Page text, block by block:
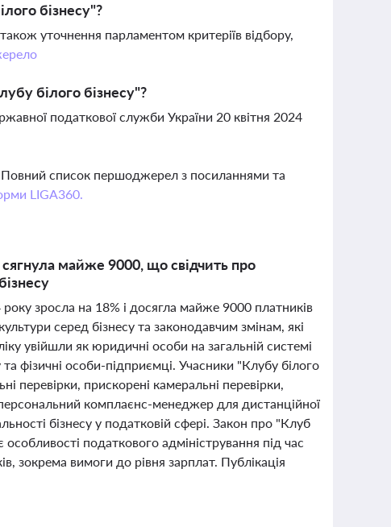
бізнесу"?
уточнення парламентом критеріїв відбору,
білого бізнесу"?
податкової служби України 20 квітня 2024
Повний список першоджерел з посиланнями та
LIGA360.
сягнула майже 9000, що свідчить про
року зросла на 18% і досягла майже 9000 платників
серед бізнесу та законодавчим змінам, які
увійшли як юридичні особи на загальній системі
фізичні особи-підприємці. Учасники "Клубу білого
перевірки, прискорені камеральні перевірки,
комплаєнс-менеджер для дистанційної
бізнесу у податковій сфері. Закон про "Клуб
податкового адміністрування під час
зокрема вимоги до рівня зарплат. Публікація